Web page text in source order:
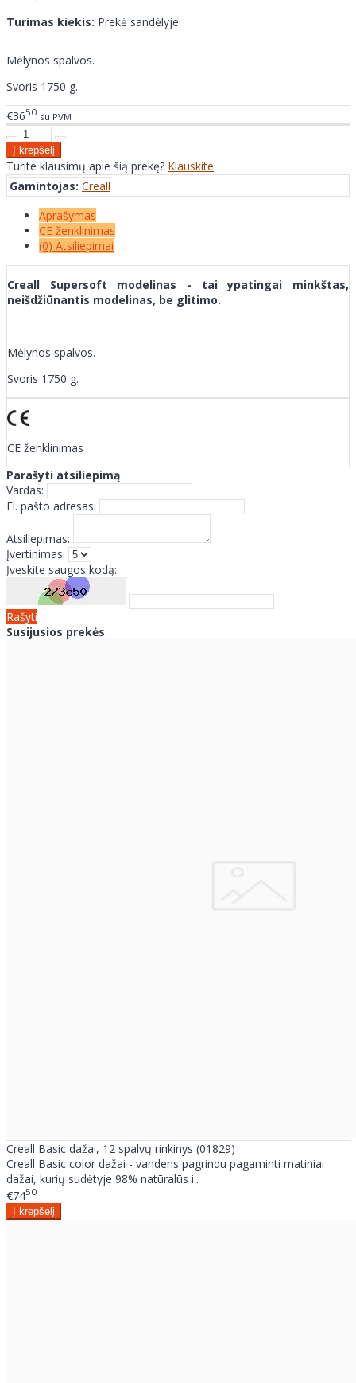
Turimas kiekis: Prekė sandėlyje
Mėlynos spalvos.
Svoris 1750 g.
€3650 su PVM
Turite klausimų apie šią prekę? Klauskite
Gamintojas: Creall
Aprašymas
CE ženklinimas
(0) Atsiliepimai
Creall Supersoft modelinas - tai ypatingai minkštas,
neišdžiūnantis modelinas, be glitimo.
Mėlynos spalvos.
Svoris 1750 g.
CE ženklinimas
Parašyti atsiliepimą
Vardas:
El. pašto adresas:
Atsiliepimas:
Įvertinimas:
Įveskite saugos kodą:
Rašyti
Susijusios prekės
Creall Basic dažai, 12 spalvų rinkinys (01829)
Creall Basic color dažai - vandens pagrindu pagaminti matiniai
dažai, kurių sudėtyje 98% natūralūs i..
€7450